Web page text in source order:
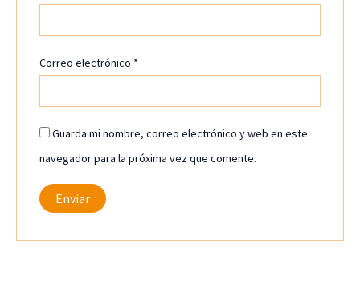
Correo electrónico *
Guarda mi nombre, correo electrónico y web en este
navegador para la próxima vez que comente.